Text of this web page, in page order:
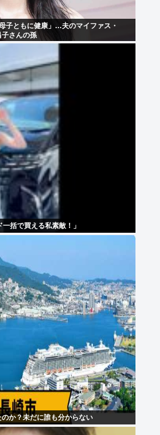
子ともに健康」…夫のマイファス・
さんの孫
括で買える私素敵！」
か？未だに誰も分からない